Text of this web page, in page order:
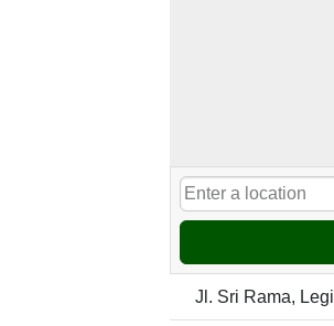
Jl. Sri Rama,